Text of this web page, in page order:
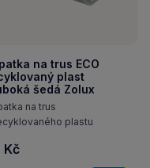
na trus ECO
plast
šedá Zolux
na trus
plastu
Kč